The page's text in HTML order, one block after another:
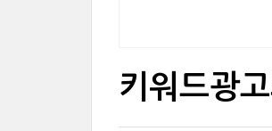
키워드광